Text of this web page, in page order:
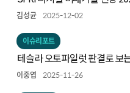
김성균 2025-12-02
이슈리포트
테슬라 오토파일럿 판결로 보
이중엽 2025-11-26